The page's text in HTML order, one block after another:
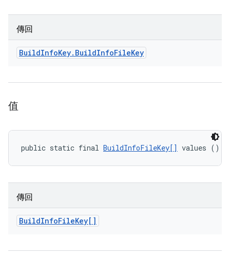
傳回
BuildInfoKey. BuildInfoFileKey
值
public static final BuildInfoFileKey[] values ()
傳回
BuildInfoFileKey[]